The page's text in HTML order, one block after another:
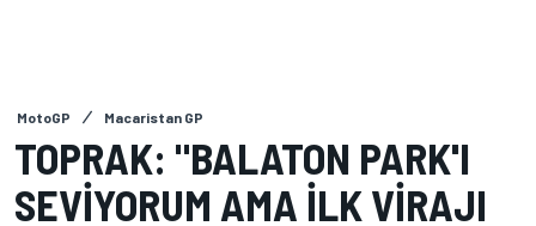
MotoGP Macaristan GP
TOPRAK: "BALATON PARK'I
SEVIYORUM AMA ILK VIRAJI